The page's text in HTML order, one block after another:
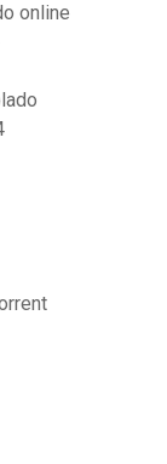
online